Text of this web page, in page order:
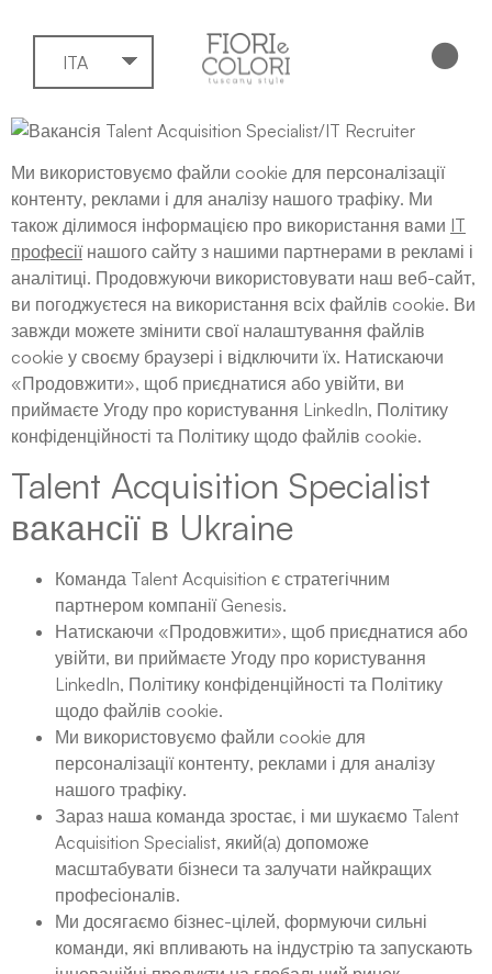
ITA
Ми використовуємо файли cookie для персоналізації
контенту, реклами і для аналізу нашого трафіку. Ми
також ділимося інформацією про використання вами IT
професіїнашого сайту з нашими партнерами в рекламі і
аналітиці. Продовжуючи використовувати наш веб-сайт,
ви погоджуєтеся на використання всіх файлів cookie. Ви
завжди можете змінити свої налаштування файлів
cookie у своєму браузері і відключити їх. Натискаючи
«Продовжити», щоб приєднатися або увійти, ви
приймаєте Угоду про користування LinkedIn, Політику
конфіденційності та Політику щодо файлів cookie.
Talent Acquisition Specialist
вакансії в Ukraine
Команда Talent Acquisition є стратегічним
партнером компанії Genesis.
Натискаючи «Продовжити», щоб приєднатися або
увійти, ви приймаєте Угоду про користування
LinkedIn, Політику конфіденційності та Політику
щодо файлів cookie.
Ми використовуємо файли cookie для
персоналізації контенту, реклами і для аналізу
нашого трафіку.
Зараз наша команда зростає, і ми шукаємо Talent
Acquisition Specialist, який(а) допоможе
масштабувати бізнеси та залучати найкращих
професіоналів.
Ми досягаємо бізнес-цілей, формуючи сильні
команди, які впливають на індустрію та запускають